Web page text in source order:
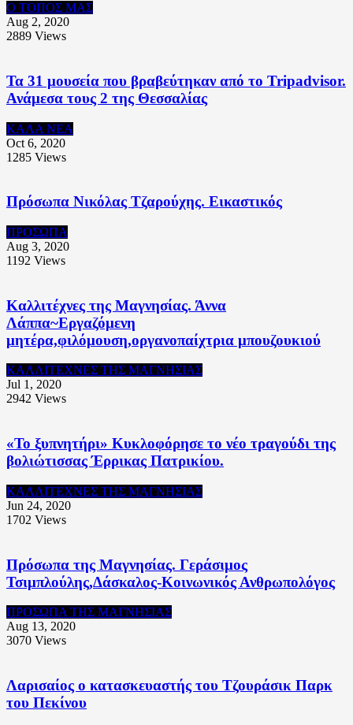
Ο ΤΟΠΟΣ ΜΑΣ
Aug 2, 2020
2889 Views
Τα 31 μουσεία που βραβεύτηκαν από το Tripadvisor.
Ανάμεσα τους 2 της Θεσσαλίας
ΚΑΛΑ ΝΕΑ
Oct 6, 2020
1285 Views
Πρόσωπα Νικόλας Τζαρούχης. Εικαστικός
ΠΡΟΣΩΠΑ
Aug 3, 2020
1192 Views
Καλλιτέχνες της Μαγνησίας. Άννα
Λάππα~Εργαζόμενη
μητέρα,φιλόμουση,οργανοπαίχτρια μπουζουκιού
ΚΑΛΛΙΤΕΧΝΕΣ ΤΗΣ ΜΑΓΝΗΣΙΑΣ
Jul 1, 2020
2942 Views
«Το ξυπνητήρι» Κυκλοφόρησε το νέο τραγούδι της
βολιώτισσας Έρρικας Πατρικίου.
ΚΑΛΛΙΤΕΧΝΕΣ ΤΗΣ ΜΑΓΝΗΣΙΑΣ
Jun 24, 2020
1702 Views
Πρόσωπα της Μαγνησίας. Γεράσιμος
Τσιμπλούλης,Δάσκαλος-Κοινωνικός Ανθρωπολόγος
ΠΡΟΣΩΠΑ ΤΗΣ ΜΑΓΝΗΣΙΑΣ
Aug 13, 2020
3070 Views
Λαρισαίος ο κατασκευαστής του Τζουράσικ Παρκ
του Πεκίνου